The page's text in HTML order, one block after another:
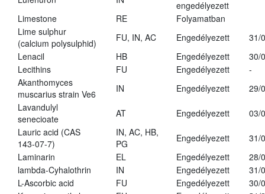
engedélyezett
Limestone
RE
Folyamatban
Lime sulphur
(calcium polysulphid)
FU, IN, AC Engedélyezett
31/
Lenacil
HB Engedélyezett
30/
Lecithins
FU Engedélyezett
-
Akanthomyces
muscarius strain Ve6
IN Engedélyezett
29/
Lavandulyl
senecioate
AT Engedélyezett
03/
Lauric acid (CAS
143-07-7)
IN, AC, HB,
PG
Engedélyezett
31/
Laminarin
EL Engedélyezett
28/
lambda-Cyhalothrin
IN Engedélyezett
31/
L-Ascorbic acid
FU Engedélyezett
30/